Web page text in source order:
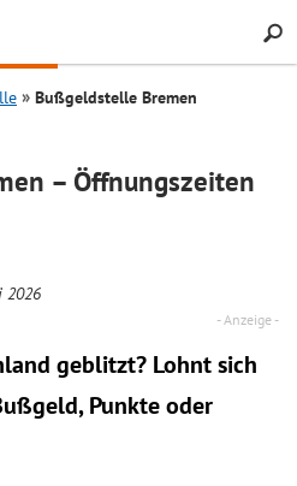
Search
Bußgeldstelle Bremen
– Öffnungszeiten
2026
geblitzt? Lohnt sich
Punkte oder